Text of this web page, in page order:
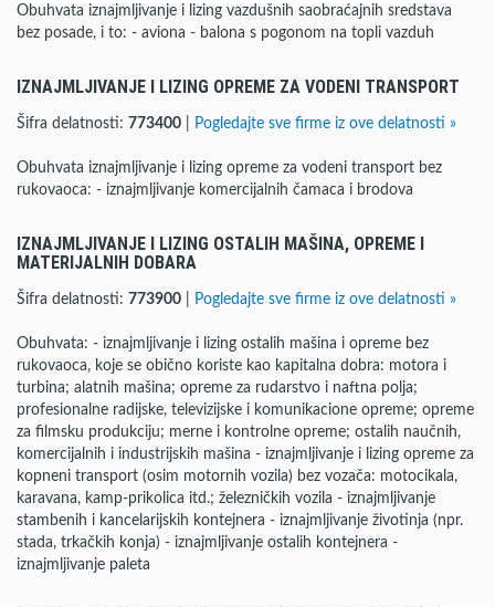
Obuhvata iznajmljivanje i lizing vazdušnih saobraćajnih sredstava
bez posade, i to: - aviona - balona s pogonom na topli vazduh
IZNAJMLJIVANJE I LIZING OPREME ZA VODENI TRANSPORT
Šifra delatnosti: 773400 Pogledajte sve firme iz ove delatnosti »
Obuhvata iznajmljivanje i lizing opreme za vodeni transport bez
rukovaoca: - iznajmljivanje komercijalnih čamaca i brodova
IZNAJMLJIVANJE I LIZING OSTALIH MAŠINA, OPREME I
MATERIJALNIH DOBARA
Šifra delatnosti: 773900 Pogledajte sve firme iz ove delatnosti »
Obuhvata: - iznajmljivanje i lizing ostalih mašina i opreme bez
rukovaoca, koje se obično koriste kao kapitalna dobra: motora i
turbina; alatnih mašina; opreme za rudarstvo i naftna polja;
profesionalne radijske, televizijske i komunikacione opreme; opreme
za filmsku produkciju; merne i kontrolne opreme; ostalih naučnih,
komercijalnih i industrijskih mašina - iznajmljivanje i lizing opreme za
kopneni transport (osim motornih vozila) bez vozača: motocikala,
karavana, kamp-prikolica itd.; železničkih vozila - iznajmljivanje
stambenih i kancelarijskih kontejnera - iznajmljivanje životinja (npr.
stada, trkačkih konja) - iznajmljivanje ostalih kontejnera -
iznajmljivanje paleta